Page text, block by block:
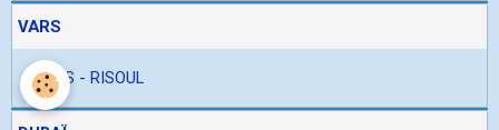
VARS
VARS - RISOUL